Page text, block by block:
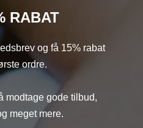
RABAT
og få 15% rabat
ordre.
modtage gode tilbud,
meget mere.